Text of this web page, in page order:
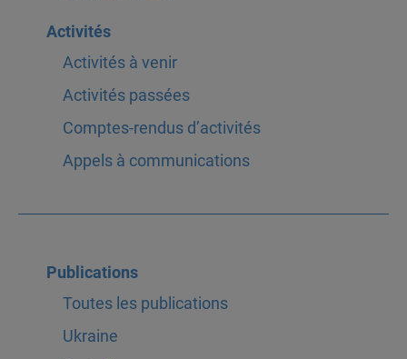
Activités
Activités à venir
Activités passées
Comptes-rendus d’activités
Appels à communications
Publications
Toutes les publications
Ukraine